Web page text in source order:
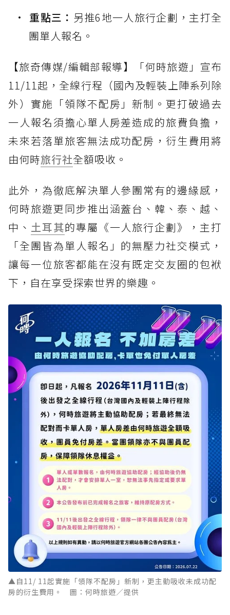
重點三： 另推6地一人旅行企劃，主打全
團單人報名。
【旅奇傳媒/編輯部報導】「何時旅遊」宣布
11/11起，全線行程（國內及輕裝上陣系列除
外）實施「領隊不配房」新制。更打破過去
一人報名須擔心單人房差造成的旅費負擔，
未來若落單旅客無法成功配房，衍生費用將
由何時旅行社全額吸收。
此外，為徹底解決單人參團常有的邊緣感，
何時旅遊更同步推出涵蓋台、韓、泰、越、
中、 土耳其的專屬《一人旅行企劃》，主打
「全團皆為單人報名」的無壓力社交模式，
讓每一位旅客都能在沒有既定交友圈的包袱
下，自在享受探索世界的樂趣。
▲自11/ 11起實施「領隊不配房」新制，更主動吸收未成功配
房的衍生費用。 圖：何時旅遊／提供